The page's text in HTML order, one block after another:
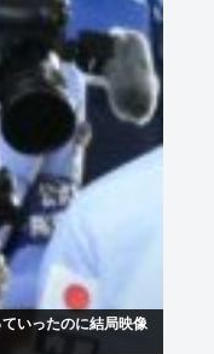
いったのに結局映像